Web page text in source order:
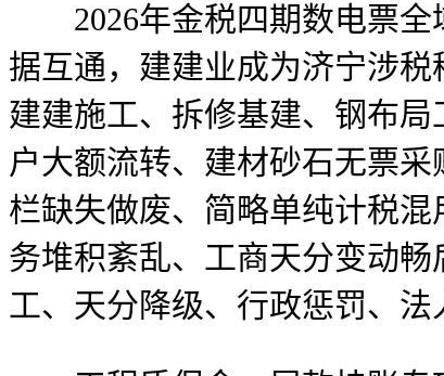
2026年金税四期数电票全
据互通，建建业成为济宁涉
建建施工、拆修基建、钢布
户大额流转、建材砂石无票
栏缺失做废、简略单纯计税
务堆积紊乱、工商天分变动
工、天分降级、行政惩罚、法